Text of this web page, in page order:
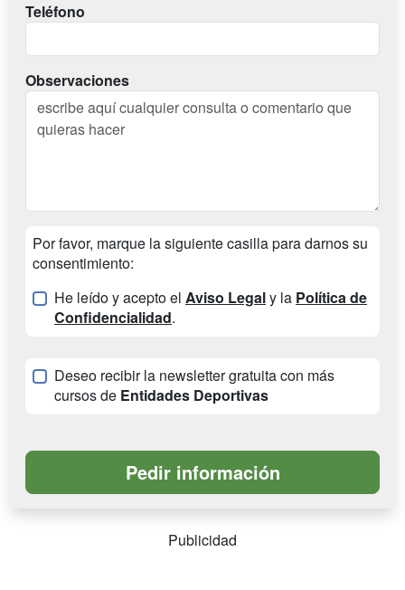
Teléfono
Observaciones
Por favor, marque la siguiente casilla para darnos su
consentimiento:
He leído y acepto el Aviso Legaly la Política de
Confidencialidad.
Deseo recibir la newsletter gratuita con más
cursos de Entidades Deportivas
Publicidad